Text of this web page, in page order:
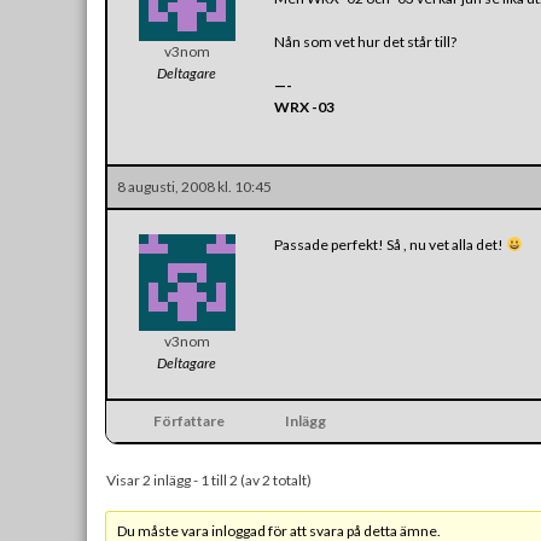
v3nom
Deltagare
Nån som vet hur det står till?
—-
WRX -03
8 augusti, 2008 kl. 10:45
v3nom
Deltagare
Passade perfekt! Så , nu vet alla det!
Författare Inlägg
Visar 2 inlägg - 1 till 2 (av 2 totalt)
Du måste vara inloggad för att svara på detta ämne.